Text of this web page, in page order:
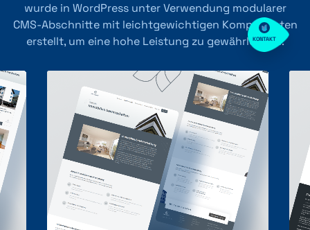
wurde in WordPress unter Verwendung modularer
CMS-Abschnitte mit leichtgewichtigen Komponenten
erstellt, um eine hohe Leistung zu gewährleisten.
KONTAKT